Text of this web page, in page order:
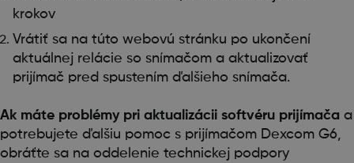
krokov
Vrátiť sa na túto webovú stránku po ukončení
aktuálnej relácie so snímačom a aktualizovať
prijímač pred spustením ďalšieho snímača.
Ak máte problémy pri aktualizácii softvéru prijímača a
potrebujete ďalšiu pomoc s prijímačom Dexcom G6,
obráťte sa na oddelenie technickej podpory